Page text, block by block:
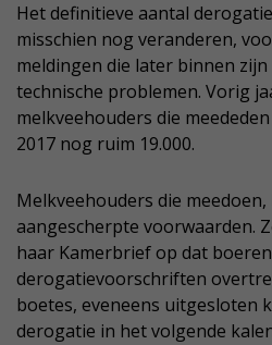
Het definitieve aantal
misschien nog veranderen,
meldingen die later binnen
technische problemen. Vorig
melkveehouders die
2017 nog ruim 19.000.
Melkveehouders die
aangescherpte voorwaarden.
haar Kamerbrief op dat
derogatievoorschriften
boetes, eveneens uitgesloten
derogatie in het volgende